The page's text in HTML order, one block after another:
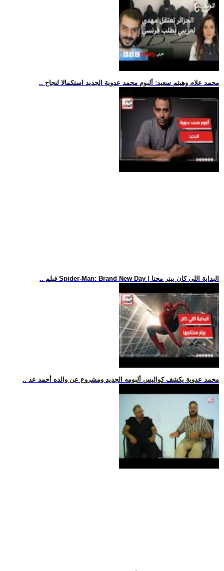
.. محمد علام وهيثم سعيد: ألبوم محمد عدوية الجديد استكمالا لنجاح
.. فيلم Spider-Man: Brand New Day | البداية اللي كان بيتر محتا
.. محمد عدوية يكشف كواليس ألبومه الجديد ومشروع عن والده أحمد عد